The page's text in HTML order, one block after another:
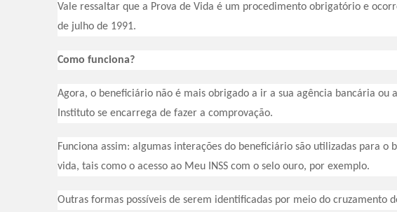
Vale ressaltar que a Prova de Vida é um procedimento obrigatório e
de julho de 1991.
Como funciona?
Agora, o beneficiário não é mais obrigado a ir a sua agência bancária ou
Instituto se encarrega de fazer a comprovação.
Funciona assim: algumas interações do beneficiário são utilizadas para
vida, tais como o acesso ao Meu INSS com o selo ouro, por exemplo.
Outras formas possíveis de serem identificadas por meio do cruzamento